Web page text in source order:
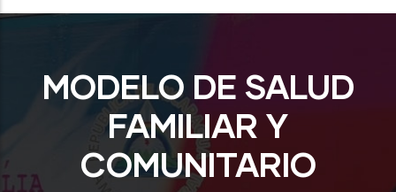
MODELO DE SALUD
FAMILIAR Y
COMUNITARIO